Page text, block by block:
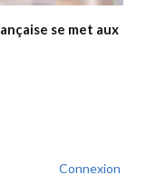
se met aux
Connexion